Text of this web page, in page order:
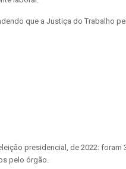
que a Justiça do Trabalho
presidencial, de 2022: foram
pelo órgão.